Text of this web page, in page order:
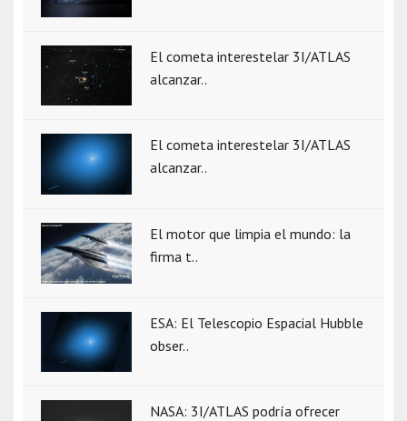
El cometa interestelar 3I/ATLAS
alcanzar..
El cometa interestelar 3I/ATLAS
alcanzar..
El motor que limpia el mundo: la
firma t..
ESA: El Telescopio Espacial Hubble
obser..
NASA: 3I/ATLAS podría ofrecer